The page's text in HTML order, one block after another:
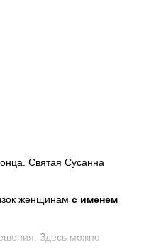
Святая Сусанна
женщинам с именем
Здесь можно